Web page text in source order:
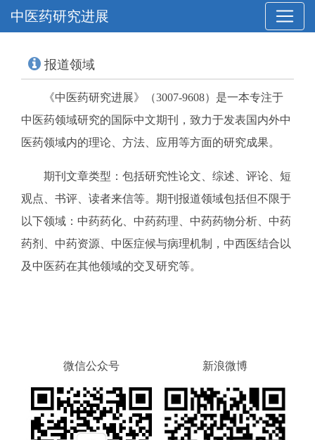
中医药研究进展
报道领域
《中医药研究进展》（3007-9608）是一本专注于
中医药领域研究的国际中文期刊，致力于发表国内外中
医药领域内的理论、方法、应用等方面的研究成果。
期刊文章类型：包括研究性论文、综述、评论、短
观点、书评、读者来信等。期刊报道领域包括但不限于
以下领域：中药药化、中药药理、中药药物分析、中药
药剂、中药资源、中医症候与病理机制，中西医结合以
及中医药在其他领域的交叉研究等。
微信公众号 新浪微博